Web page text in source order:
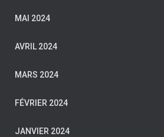
MAI 2024
AVRIL 2024
MARS 2024
FÉVRIER 2024
JANVIER 2024